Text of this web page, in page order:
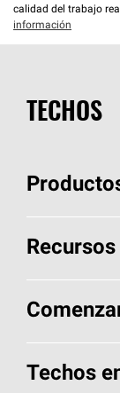
calidad del trabajo
información
TECHOS
Elija sus
Encuentre
Aspectos
Llame al 1-
Techos